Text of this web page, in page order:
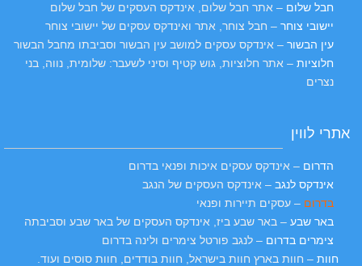
חבל שלום – אתר חבל שלום, אינדקס העסקים של חבל שלום
יישובי צוחר – חבל צוחר, אתר ואינדקס עסקים של יישובי צוחר
עין הבשור – אינדקס עסקים למושב עין הבשור וסביבתו מחבל הבשור
חלוציות – אתר חלוציות, גוש קטיף וסיני לשעבר: שלומית, נווה, בני
נצרים
אתרי לווין
הדרום – אינדקס עסקים איכות ופנאי בדרום
אינדקס לנגב – אינדקס העסקים של הנגב
בדרום – עסקים תיירות ופנאי
באר שבע – באר שבע ביז, אינדקס העסקים של באר שבע וסביבתה
צימרים בדרום – לנגב פורטל צימרים ולינה בדרום
חוות – חוות בארץ חוות בישראל, חוות בודדים, חוות סוסים ועוד.